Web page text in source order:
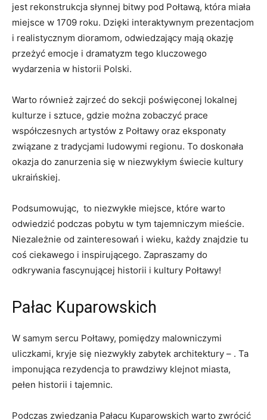
jest ​rekonstrukcja słynnej⁤ bitwy ‍pod Połtawą, która​ miała
miejsce w 1709 roku. Dzięki interaktywnym prezentacjom
i realistycznym dioramom, odwiedzający mają okazję
przeżyć emocje i ⁢dramatyzm tego kluczowego
‌wydarzenia w ‍historii⁢ Polski.
Warto również zajrzeć ‍do sekcji poświęconej lokalnej
kulturze ‍i sztuce, gdzie można zobaczyć ‍prace
współczesnych‍ artystów z Połtawy ⁢oraz eksponaty
związane z tradycjami ludowymi regionu. To doskonała
okazja do ⁢zanurzenia się w niezwykłym⁢ świecie⁤ kultury
ukraińskiej.
Podsumowując, ⁤ to niezwykłe miejsce,​ które warto
odwiedzić‍ podczas pobytu w tym tajemniczym⁤ mieście.
Niezależnie od zainteresowań i wieku, ⁣każdy znajdzie tu
coś ciekawego​ i inspirującego. ‍Zapraszamy do
odkrywania fascynującej historii i kultury ⁢Połtawy!
Pałac Kuparowskich
W samym sercu Połtawy, pomiędzy malowniczymi⁤
uliczkami, kryje się ‌niezwykły zabytek architektury – . Ta
imponująca rezydencja to​ prawdziwy klejnot miasta,
pełen historii i tajemnic.
Podczas ‍zwiedzania Pałacu Kuparowskich warto ⁤zwrócić